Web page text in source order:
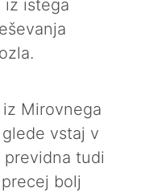
iz istega
Mirovnega
vstaj v
previdna tudi
bolj